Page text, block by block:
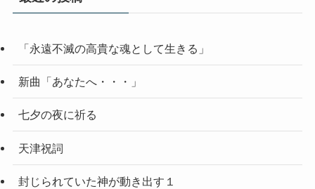
「永遠不滅の高貴な魂として生きる」
新曲「あなたへ・・・」
七夕の夜に祈る
天津祝詞
封じられていた神が動き出す１